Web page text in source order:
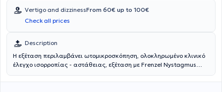
Vertigo and dizzinessFrom 60€ up to 100€
Check all prices
Description
Η εξέταση περιλαμβάνει ωτομικροσκόπηση, ολοκληρωμένο κλινικό
έλεγχο ισορροπίας - αστάθειας, εξέταση με Frenzel Nystagmus
περιστατικό, μπορεί να γίνουν εξειδικευμένες δοκιμασίες (tests),